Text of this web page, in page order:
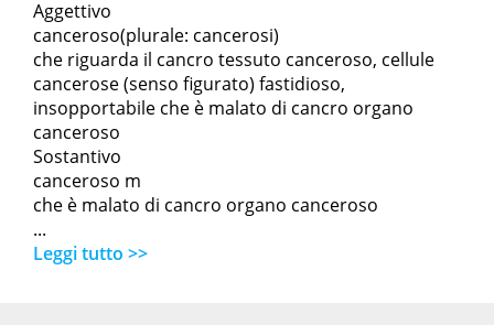
Aggettivo
canceroso(plurale: cancerosi)
che riguarda il cancro tessuto canceroso, cellule
cancerose (senso figurato) fastidioso,
insopportabile che è malato di cancro organo
canceroso
Sostantivo
canceroso m
che è malato di cancro organo canceroso
...
Leggi tutto >>